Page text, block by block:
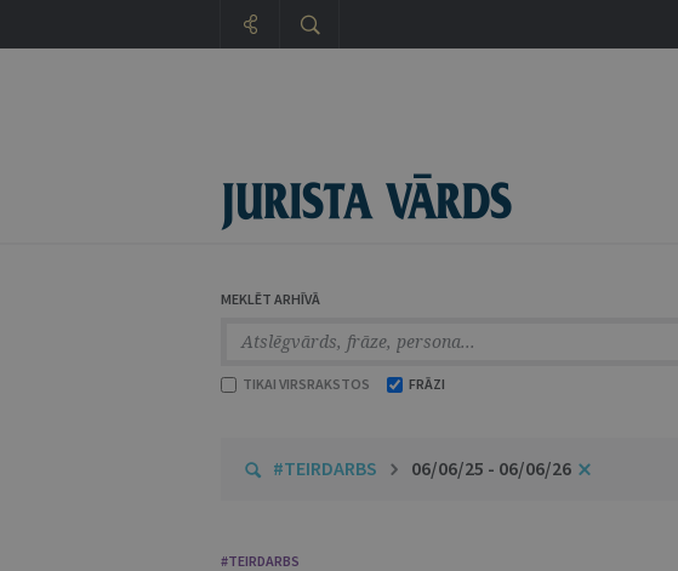
MEKLĒT ARHĪVĀ
TIKAI VIRSRAKSTOS FRĀZI
#TEIRDARBS 06/06/25 - 06/06/26
#TEIRDARBS